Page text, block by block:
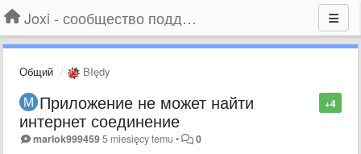
Joxi - сообщество поддержки
Общий Błędy
+4
Приложение не может найти
интернет соединение
marlok9994595 miesięcy temu • 0